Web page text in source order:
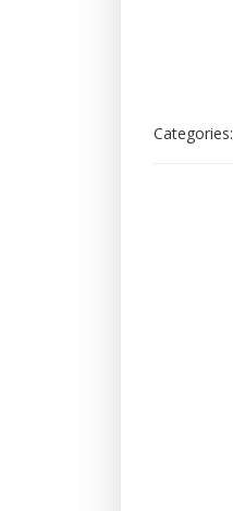
Categories: